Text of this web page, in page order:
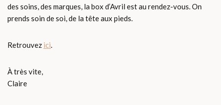
des soins, des marques, la box d’Avril est au rendez-vous. On
prends soin de soi, de la tête aux pieds.
Retrouvez ici.
À très vite,
Claire